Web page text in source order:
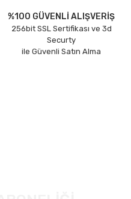
%100 GÜVENLİ ALIŞVERİŞ
256bit SSL Sertifikası ve 3d
Securty
ile Güvenli Satın Alma